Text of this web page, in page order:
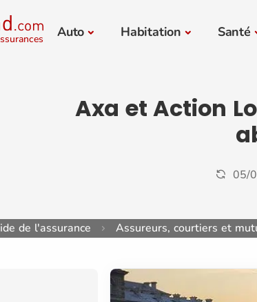
Auto Habitation Santé
Axa et Action
05/
de l'assurance Assureurs, courtiers et